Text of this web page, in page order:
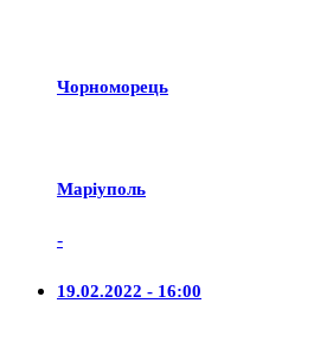
Чорноморець
Маріуполь
-
19.02.2022 - 16:00